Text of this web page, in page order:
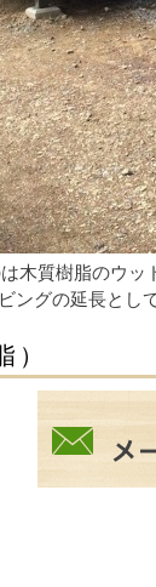
木質樹脂のウ
ングの延長とし
）